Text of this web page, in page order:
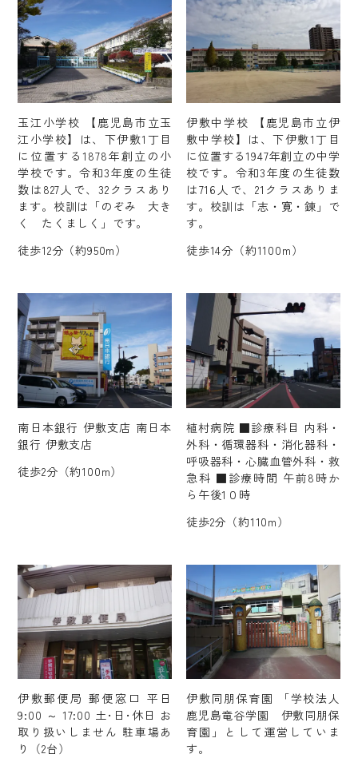
玉江小学校 【鹿児島市立玉
江小学校】は、下伊敷1丁目
に位置する1878年創立の小
学校です。令和3年度の生徒
数は827人で、32クラスあり
ます。校訓は「のぞみ 大き
く たくましく」です。
徒歩12分（約950m）
伊敷中学校 【鹿児島市立伊
敷中学校】は、下伊敷1丁目
に位置する1947年創立の中学
校です。令和3年度の生徒数
は716人で、21クラスありま
す。校訓は「志・寛・錬」で
す。
徒歩14分（約1100m）
南日本銀行 伊敷支店 南日本
銀行 伊敷支店
徒歩2分（約100m）
植村病院 ■診療科目 内科・
外科・循環器科・消化器科・
呼吸器科・心臓血管外科・救
急科 ■診療時間 午前8時か
ら午後1０時
徒歩2分（約110m）
伊敷郵便局 郵便窓口 平日
9:00 ～ 17:00 土･日･休日 お
取り扱いしません 駐車場あ
り（2台）
伊敷同朋保育園 「学校法人
鹿児島竜谷学園 伊敷同朋保
育園」として運営していま
す。